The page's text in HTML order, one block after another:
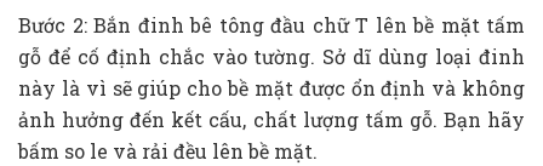
Bước 2: Bắn đinh bê tông đầu chữ T lên bề mặt tấm
gỗ để cố định chắc vào tường. Sở dĩ dùng loại đinh
này là vì sẽ giúp cho bề mặt được ổn định và không
ảnh hưởng đến kết cấu, chất lượng tấm gỗ. Bạn hãy
bấm so le và rải đều lên bề mặt.